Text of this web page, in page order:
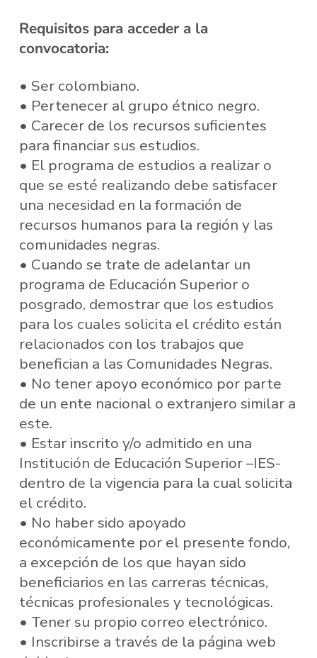
Requisitos para acceder a la
convocatoria:
• Ser colombiano.
• Pertenecer al grupo étnico negro.
• Carecer de los recursos suficientes
para financiar sus estudios.
• El programa de estudios a realizar o
que se esté realizando debe satisfacer
una necesidad en la formación de
recursos humanos para la región y las
comunidades negras.
• Cuando se trate de adelantar un
programa de Educación Superior o
posgrado, demostrar que los estudios
para los cuales solicita el crédito están
relacionados con los trabajos que
benefician a las Comunidades Negras.
• No tener apoyo económico por parte
de un ente nacional o extranjero similar a
este.
• Estar inscrito y/o admitido en una
Institución de Educación Superior –IES-
dentro de la vigencia para la cual solicita
el crédito.
• No haber sido apoyado
económicamente por el presente fondo,
a excepción de los que hayan sido
beneficiarios en las carreras técnicas,
técnicas profesionales y tecnológicas.
• Tener su propio correo electrónico.
• Inscribirse a través de la página web